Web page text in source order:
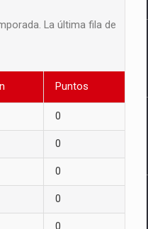
La última fila de
Puntos
0
0
0
0